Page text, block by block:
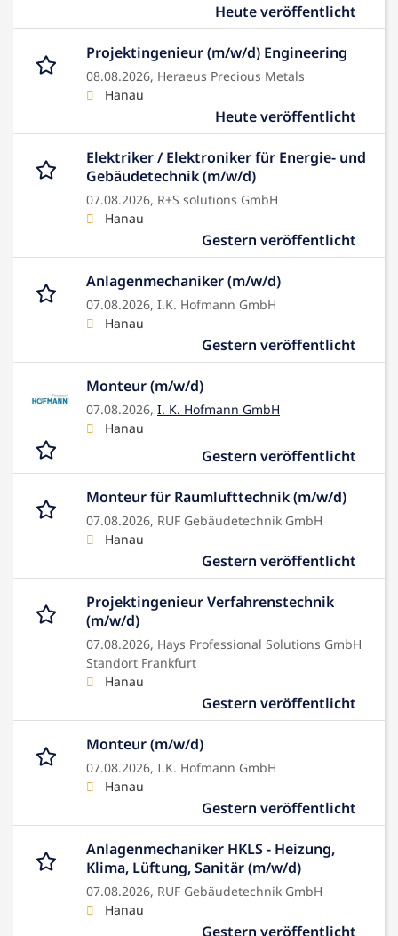
Heute veröffentlicht
Projektingenieur (m/w/d) Engineering
08.08.2026, Heraeus Precious Metals
Hanau
Heute veröffentlicht
Elektriker / Elektroniker für Energie- und
Gebäudetechnik (m/w/d)
07.08.2026, R+S solutions GmbH
Hanau
Gestern veröffentlicht
Anlagenmechaniker (m/w/d)
07.08.2026, I.K. Hofmann GmbH
Hanau
Gestern veröffentlicht
Monteur (m/w/d)
07.08.2026, I. K. Hofmann GmbH
Hanau
Gestern veröffentlicht
Monteur für Raumlufttechnik (m/w/d)
07.08.2026, RUF Gebäudetechnik GmbH
Hanau
Gestern veröffentlicht
Projektingenieur Verfahrenstechnik
(m/w/d)
07.08.2026, Hays Professional Solutions GmbH
Standort Frankfurt
Hanau
Gestern veröffentlicht
Monteur (m/w/d)
07.08.2026, I.K. Hofmann GmbH
Hanau
Gestern veröffentlicht
Anlagenmechaniker HKLS - Heizung,
Klima, Lüftung, Sanitär (m/w/d)
07.08.2026, RUF Gebäudetechnik GmbH
Hanau
Gestern veröffentlicht